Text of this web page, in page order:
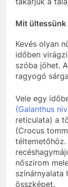
Mit ültessünk
Kevés olyan
időben
szóba jöhet.
ragyogó
Vele egy
(Galanthus
reticulata) a
(Crocus
nőszirom
színárnyalata
összképet.